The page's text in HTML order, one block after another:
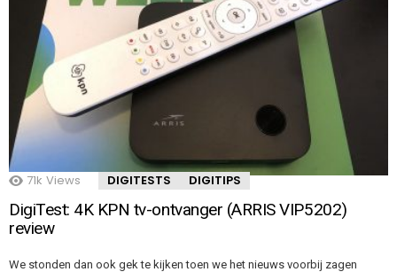
71k Views DIGITESTS DIGITIPS
DigiTest: 4K KPN tv-ontvanger (ARRIS VIP5202)
review
We stonden dan ook gek te kijken toen we het nieuws voorbij zagen